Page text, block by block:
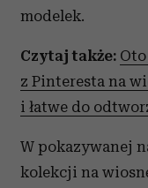
modelek.
Czytaj także:
z Pinteresta na
i łatwe do
W pokazywanej
kolekcji na